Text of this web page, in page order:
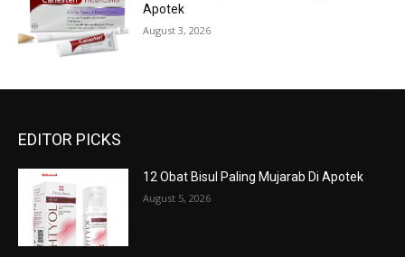
Apotek
August 3, 2026
EDITOR PICKS
12 Obat Bisul Paling Mujarab Di Apotek
August 5, 2026